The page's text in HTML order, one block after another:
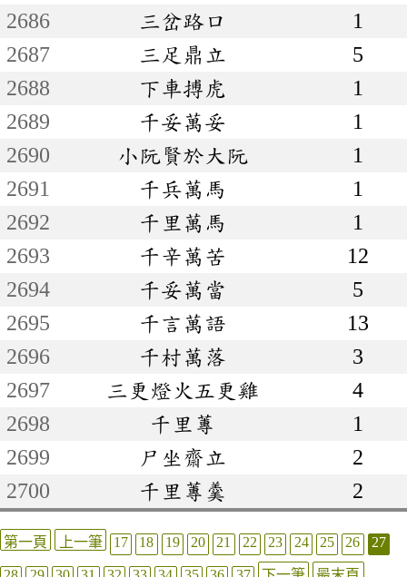
2686
三岔路口
1
2687
三足鼎立
5
2688
下車搏虎
1
2689
千妥萬妥
1
2690
小阮賢於大阮
1
2691
千兵萬馬
1
2692
千里萬馬
1
2693
千辛萬苦
12
2694
千妥萬當
5
2695
千言萬語
13
2696
千村萬落
3
2697
三更燈火五更雞
4
2698
千里蓴
1
2699
尸坐齋立
2
2700
千里蓴羹 2
第一頁 上一筆 17 18 19 20 21 22 23 24 25 26 27